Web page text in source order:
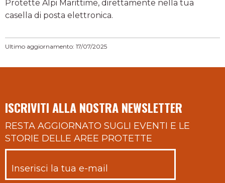
Protette Alpi Marittime, direttamente nella tua
casella di posta elettronica.
Ultimo aggiornamento: 17/07/2025
ISCRIVITI ALLA NOSTRA NEWSLETTER
RESTA AGGIORNATO SUGLI EVENTI E LE
STORIE DELLE AREE PROTETTE